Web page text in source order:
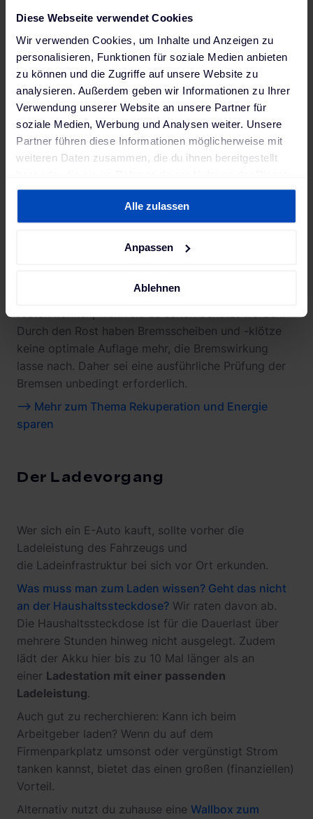
Diese Webseite verwendet Cookies
Wir verwenden Cookies, um Inhalte und Anzeigen zu
personalisieren, Funktionen für soziale Medien anbieten
zu können und die Zugriffe auf unsere Website zu
analysieren. Außerdem geben wir Informationen zu Ihrer
Verwendung unserer Website an unsere Partner für
soziale Medien, Werbung und Analysen weiter. Unsere
Partner führen diese Informationen möglicherweise mit
weiteren Daten zusammen, die du ihnen bereitgestellt
gesammelt haben. Weitere Informationen findest du in
Datenschutzerklärungund unserem
Impressum.
Alle zulassen
Anpassen
Ablehnen
geben zu lassen.
Rekuperation und ihre
Auswirkung auf die Bremsen
Bei E-Autos gewinnst du beim Bremsen Energie
Rekuperation
durch das Auf- und Ab-Bewegen des Gaspedals
zurücklegst.
Dadurch wird die Bremse zwar weniger abgenutzt -
ADAC weist darauf hin, dass Scheibenbremsen
rosten können, wenn sie zu selten benutzt werden.
Durch den Rost haben Bremsscheiben und -klötze
keine optimale Auflage mehr, die Bremswirkung
lasse nach. Daher sei eine ausführliche Prüfung der
Bremsen unbedingt erforderlich.
--> Mehr zum Thema Rekuperation und Energie
sparen
Der Ladevorgang
Wer sich ein E-Auto kauft, sollte vorher die
Ladeleistung des Fahrzeugs und
die Ladeinfrastruktur bei sich vor Ort erkunden.
Was muss man zum Laden wissen? Geht das nicht
an der Haushaltssteckdose? Wir raten davon ab.
Die Haushaltssteckdose ist für die Dauerlast über
mehrere Stunden hinweg nicht ausgelegt. Zudem
lädt der Akku hier bis zu 10 Mal länger als an
einer Ladestation mit einer passenden
Ladeleistung.
Auch gut zu recherchieren: Kann ich beim
Arbeitgeber laden? Wenn du auf dem
Firmenparkplatz umsonst oder vergünstigt Strom
tanken kannst, bietet das einen großen (finanziellen)
Vorteil.
Alternativ nutzt du zuhause eine Wallbox zum